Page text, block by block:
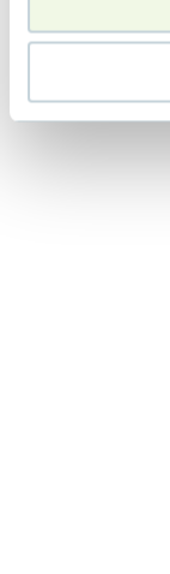
Ajahn Brahm
Jacek